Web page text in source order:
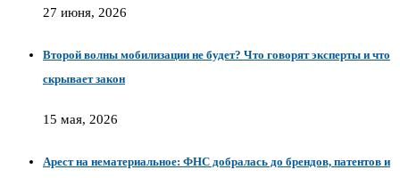
27 июня, 2026
Второй волны мобилизации не будет? Что говорят эксперты и что
скрывает закон
15 мая, 2026
Арест на нематериальное: ФНС добралась до брендов, патентов и